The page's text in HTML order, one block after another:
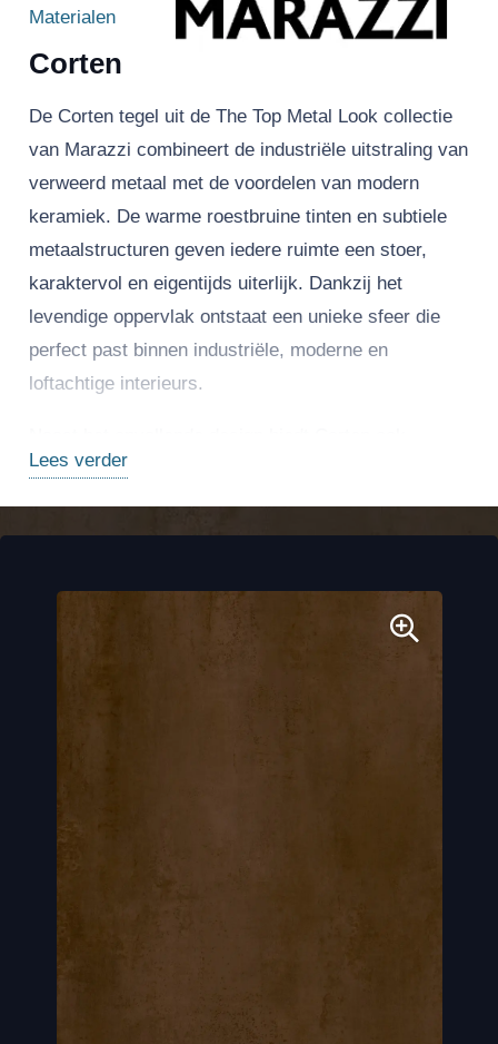
Materialen
Corten
De Corten tegel uit de The Top Metal Look collectie
van Marazzi combineert de industriële uitstraling van
verweerd metaal met de voordelen van modern
keramiek. De warme roestbruine tinten en subtiele
metaalstructuren geven iedere ruimte een stoer,
karaktervol en eigentijds uiterlijk. Dankzij het
levendige oppervlak ontstaat een unieke sfeer die
perfect past binnen industriële, moderne en
loftachtige interieurs.
uitstekende praktische eigenschappen. Het
hoogwaardige keramische oppervlak is
krasbestendig, onderhoudsvriendelijk en bestand
zoals vloeren, wandbekleding, keukenbladen en
Lees verder